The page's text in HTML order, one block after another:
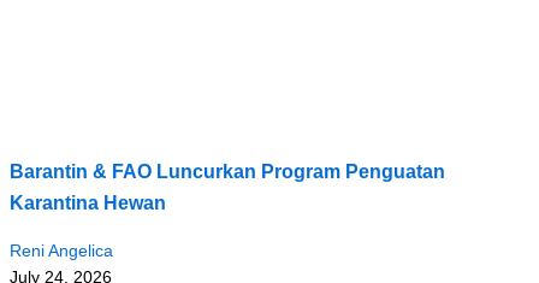
Barantin & FAO Luncurkan Program Penguatan
Karantina Hewan
Reni Angelica
July 24, 2026